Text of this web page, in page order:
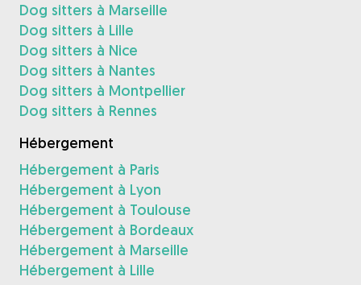
Dog sitters à Marseille
Dog sitters à Lille
Dog sitters à Nice
Dog sitters à Nantes
Dog sitters à Montpellier
Dog sitters à Rennes
Hébergement
Hébergement à Paris
Hébergement à Lyon
Hébergement à Toulouse
Hébergement à Bordeaux
Hébergement à Marseille
Hébergement à Lille